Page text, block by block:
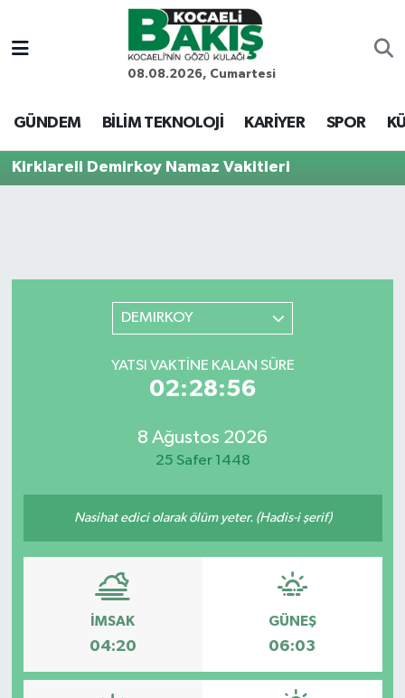
08.08.2026, Cumartesi
GÜNDEM BİLİM TEKNOLOJİ KARİYER SPOR
Kirklareli Demirkoy Namaz Vakitleri
DEMIRKOY
YATSI VAKTINE KALAN SÜRE
02:28:56
8 Ağustos 2026
25 Safer 1448
Nasihat edici olarak ölüm yeter. (Hadis-i şerif)
İMSAK
04:20
GÜNEŞ
06:03
Kocaeli Nöbetçi Eczaneler
Kocaeli Hava Durumu
Kocaeli Trafik Yoğunluk Haritası
Son Dakika Haberleri